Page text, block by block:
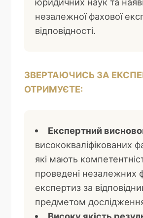
незалежної фахової
відповідності.
ЗВЕРТАЮЧИСЬ ЗА
ОТРИМУЄТЕ:
Експертний
висококваліфікованих
які мають
проведені незалежних
експертиз за
предметом